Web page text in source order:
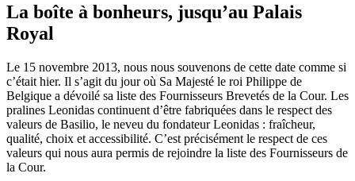
La boîte à bonheurs, jusqu’au Palais
Royal
Le 15 novembre 2013, nous nous souvenons de cette date comme si
c’était hier. Il s’agit du jour où Sa Majesté le roi Philippe de
Belgique a dévoilé sa liste des Fournisseurs Brevetés de la Cour. Les
pralines Leonidas continuent d’être fabriquées dans le respect des
valeurs de Basilio, le neveu du fondateur Leonidas : fraîcheur,
qualité, choix et accessibilité. C’est précisément le respect de ces
valeurs qui nous aura permis de rejoindre la liste des Fournisseurs de
la Cour.